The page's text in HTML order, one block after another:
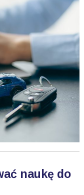
naukę do